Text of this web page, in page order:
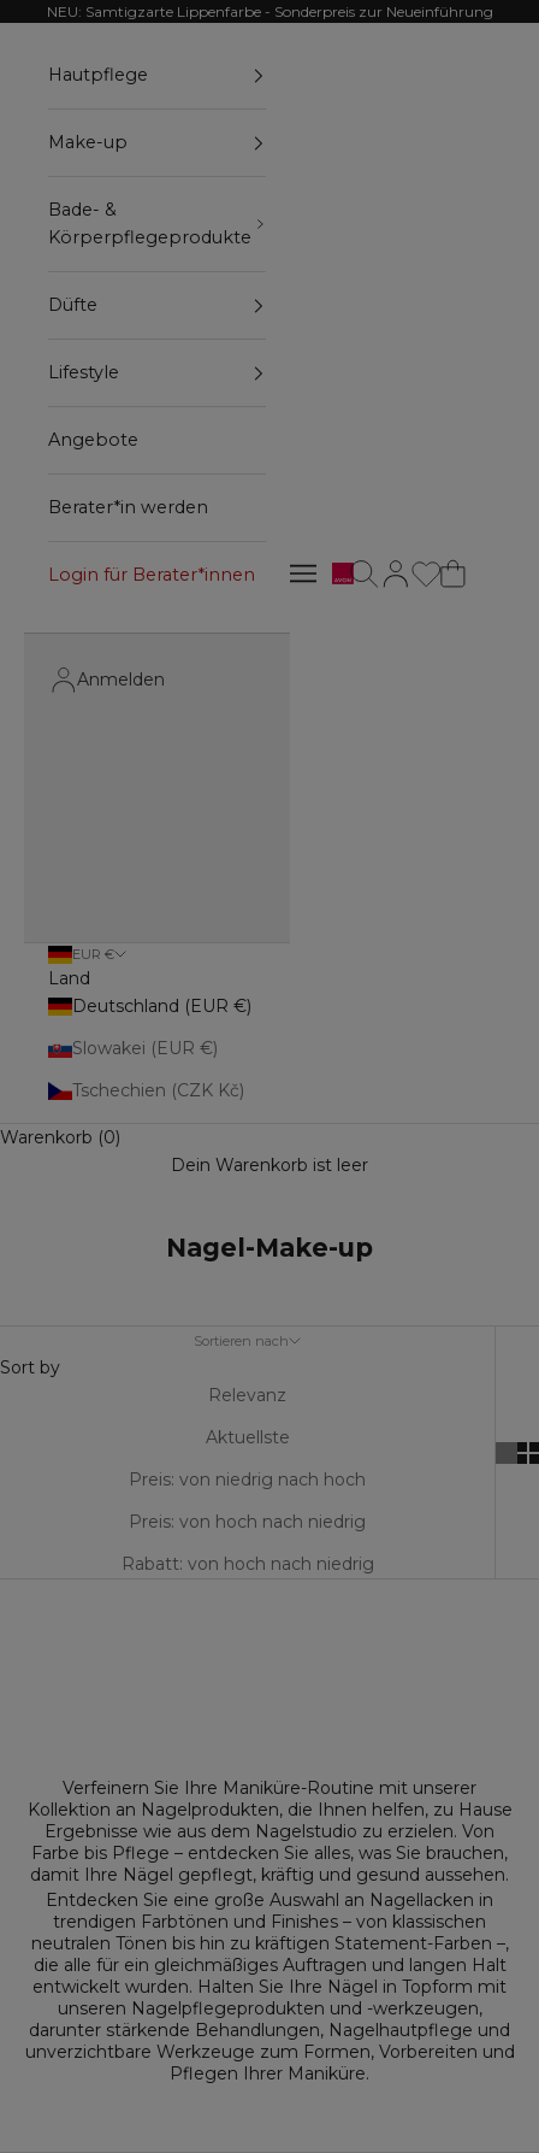
Zum Inhalt springen
NEU: Samtigzarte Lippenfarbe - Sonderpreis zur Neueinführung
Avon
Navigationsmenü öffnen
Suche öffnen
Hautpflege
Make-up
Bade- &
Körperpflegeprodukte
Düfte
Lifestyle
Angebote
Berater*in werden
Login für Berater*innen
Anmelden
EUR €
Land
Deutschland (EUR €)
Slowakei (EUR €)
Tschechien (CZK Kč)
Warenkorb (0)
Dein Warenkorb ist leer
Nagel-Make-up
Sortieren nach
Sort by
Relevanz
Aktuellste
Preis: von niedrig nach hoch
Preis: von hoch nach niedrig
Rabatt: von hoch nach niedrig
Verfeinern Sie Ihre Maniküre-Routine mit unserer
Kollektion an Nagelprodukten, die Ihnen helfen, zu Hause
Ergebnisse wie aus dem Nagelstudio zu erzielen. Von
Farbe bis Pflege – entdecken Sie alles, was Sie brauchen,
damit Ihre Nägel gepflegt, kräftig und gesund aussehen.
Entdecken Sie eine große Auswahl an Nagellacken in
trendigen Farbtönen und Finishes – von klassischen
neutralen Tönen bis hin zu kräftigen Statement-Farben –,
die alle für ein gleichmäßiges Auftragen und langen Halt
entwickelt wurden. Halten Sie Ihre Nägel in Topform mit
unseren Nagelpflegeprodukten und -werkzeugen,
darunter stärkende Behandlungen, Nagelhautpflege und
unverzichtbare Werkzeuge zum Formen, Vorbereiten und
Pflegen Ihrer Maniküre.